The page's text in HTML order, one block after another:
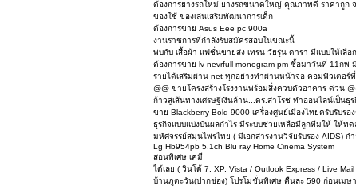
ต้องการยางรถใหม่ ยางรถขนาดใหญ่ คุณภาพดี ราคาถูก จ
ของใช้ ของเล่นเสริมพัฒนาการเด็ก
ต้องการขาย Asus Eee pc 900a
งานราชการที่กำลังรับสมัครสอบในขณะนี้
พบกับ เสื้อผ้า แฟชั่นขายส่ง เทรน วัยรุ่น ดารา มีแบบให้เลื
ต้องการขาย lv nevrfull monogram pm ซื้อมาวันที่ 11กพ
รายได้เสริมผ่าน net ทุกอย่างทำผ่านหน้าจอ คอมพิวเตอร์
@@ ขายโครงสร้างโรงงานพร้อมสิ่งควบตัวอาคาร ด่วน
ก้าวสู่เส้นทางเศรษฐีเงินล้าน...ดร.สาโรช ทำออนไลน์เป็นธุ
ขาย Blackberry Bold 9000 เครื่องศูนย์เมืองไทยครับรับร
ธุรกิจแบบแบ่งบันผลกำไร มีระบบช่วยเหลือมีลูกทีมให้ ให้ท
มหัศจรรย์สมุนไพรไทย ( มีเอกสารงานวิจัยรับรอง AIDS) ก
Lg Hb954pb 5.1ch Blu ray Home Cinema System
สอนพิเศษ เคมี
ได้เลย ( วินโด้ 7, XP, Vista / Outlook Express / Live
บ้านภูตะวัน(ปากช่อง) โปรโมชั่นพิเศษ คืนละ 590 ก่อนเมษ